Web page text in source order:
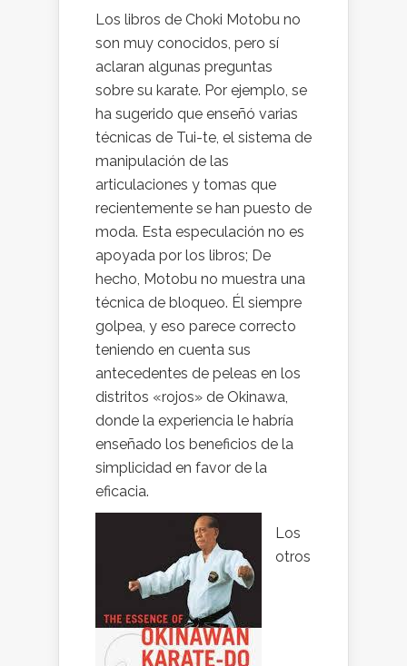
Los libros de Choki Motobu no
son muy conocidos, pero sí
aclaran algunas preguntas
sobre su karate. Por ejemplo, se
ha sugerido que enseñó varias
técnicas de Tui-te, el sistema de
manipulación de las
articulaciones y tomas que
recientemente se han puesto de
moda. Esta especulación no es
apoyada por los libros; De
hecho, Motobu no muestra una
técnica de bloqueo. Él siempre
golpea, y eso parece correcto
teniendo en cuenta sus
antecedentes de peleas en los
distritos «rojos» de Okinawa,
donde la experiencia le habría
enseñado los beneficios de la
simplicidad en favor de la
eficacia.
Los
otros